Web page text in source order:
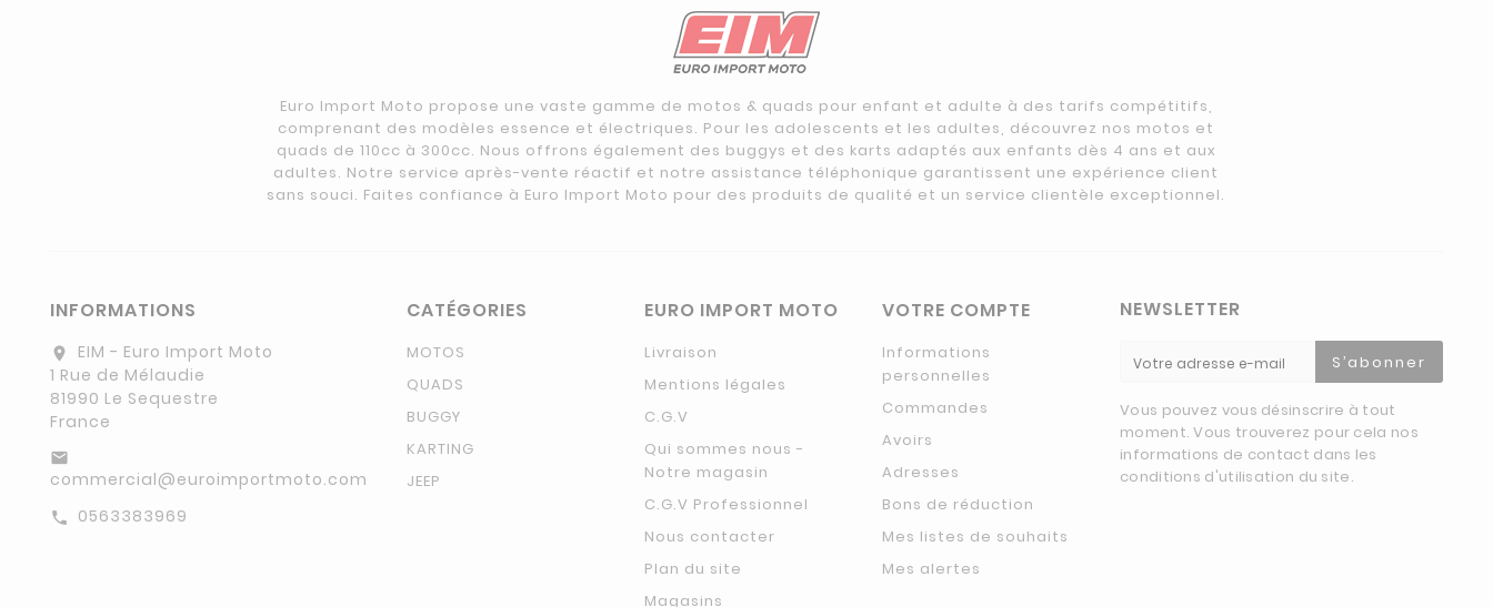
Euro Import Moto propose une vaste gamme de motos & quads pour enfant et adulte à des tarifs compétitifs,
comprenant des modèles essence et électriques. Pour les adolescents et les adultes, découvrez nos motos et
quads de 110cc à 300cc. Nous offrons également des buggys et des karts adaptés aux enfants dès 4 ans et aux
adultes. Notre service après-vente réactif et notre assistance téléphonique garantissent une expérience client
sans souci. Faites confiance à Euro Import Moto pour des produits de qualité et un service clientèle exceptionnel.
INFORMATIONS
location_on
EIM - Euro Import Moto
1 Rue de Mélaudie
81990 Le Sequestre
France
email
commercial@euroimportmoto.com
call 0563383969
CATÉGORIES
MOTOS
QUADS
BUGGY
KARTING
JEEP
EURO IMPORT MOTO
Livraison
Mentions légales
C.G.V
Qui sommes nous -
Notre magasin
C.G.V Professionnel
Nous contacter
Plan du site
Magasins
VOTRE COMPTE
Informations
personnelles
Commandes
Avoirs
Adresses
Bons de réduction
Mes listes de souhaits
Mes alertes
NEWSLETTER
S’abonner
Vous pouvez vous désinscrire à tout
moment. Vous trouverez pour cela nos
informations de contact dans les
conditions d'utilisation du site.